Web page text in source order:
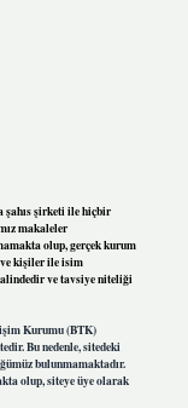
şahıs şirketi ile hiçbir
makaleler
olup, gerçek kurum
kişiler ile isim
ve tavsiye niteliği
Kurumu (BTK)
Bu nedenle, sitedeki
bulunmamaktadır.
olup, siteye üye olarak